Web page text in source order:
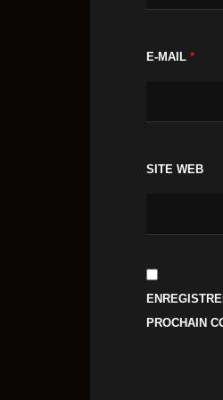
E-MAIL *
SITE WEB
PROCHAIN